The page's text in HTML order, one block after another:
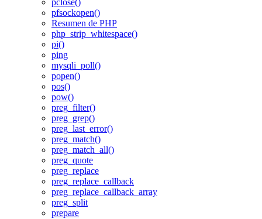
pclose()
pfsockopen()
Resumen de PHP
php_strip_whitespace()
pi()
ping
mysqli_poll()
popen()
pos()
pow()
preg_filter()
preg_grep()
preg_last_error()
preg_match()
preg_match_all()
preg_quote
preg_replace
preg_replace_callback
preg_replace_callback_array
preg_split
prepare